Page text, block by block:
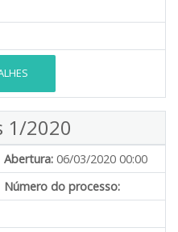
1/2020
Abertura: 06/03/2020 00:00
Número do processo: